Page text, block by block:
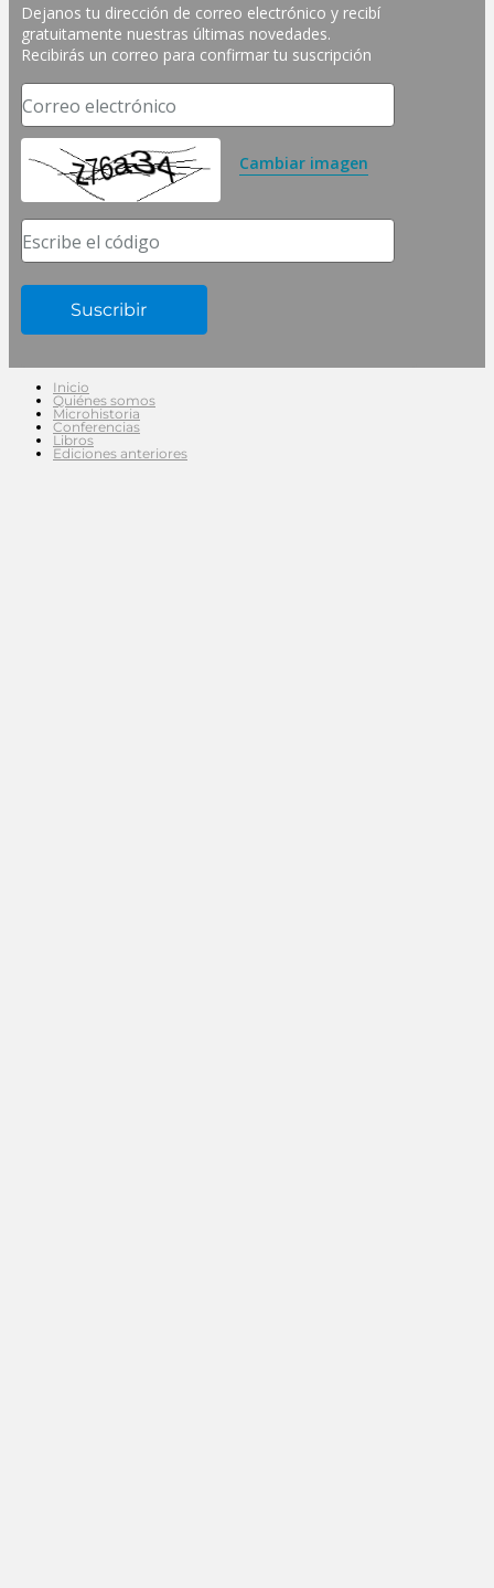
Dejanos tu dirección de correo electrónico y recibí
gratuitamente nuestras últimas novedades.
Recibirás un correo para confirmar tu suscripción
Correo electrónico
Cambiar imagen
Escribe el código
Inicio
Quiénes somos
Microhistoria
Conferencias
Libros
Ediciones anteriores